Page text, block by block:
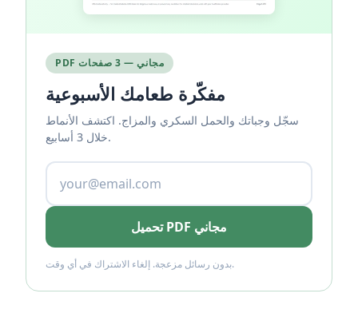
PDF مجاني — 3 صفحات
مفكّرة طعامك الأسبوعية
سجّل وجباتك والحمل السكري والمزاج. اكتشف الأنماط
خلال 3 أسابيع.
تحميل PDF مجاني
بدون رسائل مزعجة. إلغاء الاشتراك في أي وقت.